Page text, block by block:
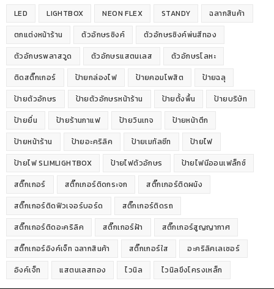
LED LIGHTBOX NEON FLEX STANDY
ฉลากสินค้า
ตกแต่งหน้าร้าน
ตัวอักษรซิงค์
ตัวอักษรซิงค์พ่นสีทอง
ตัวอักษรพลาสวูด
ตัวอักษรแสตนเลส
ตัวอักษรโลหะ
ติดสติ๊กเกอร์
ป้ายกล่องไฟ ป้ายคอมโพสิต
ป้ายฉลุ
ป้ายตัวอักษร
ป้ายตัวอักษรหน้าร้าน ป้ายตั้งพื้น
ป้ายบริษัท
ป้ายยื่น
ป้ายร้านกาแฟ ป้ายวินเทจ
ป้ายหน้าตึก
ป้ายหน้าร้าน
ป้ายอะคริลิค ป้ายเมทัลชีท
ป้ายไฟ
ป้ายไฟ SLIMLIGHTBOX
ป้ายไฟตัวอักษร
ป้ายไฟนีออนเฟล็กซ์
สติ๊กเกอร์
สติ๊กเกอร์ติดกระจก
สติ๊กเกอร์ติดผนัง
สติ๊กเกอร์ติดฟิวเจอร์บอร์ด
สติ๊กเกอร์ติดรถ
สติ๊กเกอร์ติดอะคริลิค
สติ๊กเกอร์ฝ้า
สติ๊กเกอร์สูญญากาศ
สติ๊กเกอร์อิงค์เจ็ท ฉลากสินค้า
สติ๊กเกอร์ใส
อะคริลิคเลเซอร์
อิงค์เจ็ท
แสตนเลสทอง ไวนิล ไวนิลขึงโครงเหล็ก